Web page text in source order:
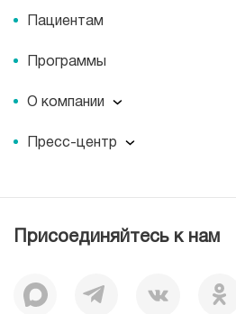
Пациентам
Программы
О компании
Отзывы
Лицензии
Корпоративная социальная
Пресс-центр
Журнал для пациентов «МЕДСИ
Присоединяйтесь к нам